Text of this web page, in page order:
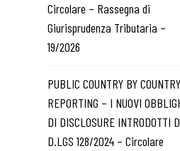
Circolare – Rassegna di
Giurisprudenza Tributaria –
19/2026
PUBLIC COUNTRY BY COUNTRY
REPORTING – I NUOVI
DI DISCLOSURE INTRODOTTI
D.LGS 128/2024 – Circolare